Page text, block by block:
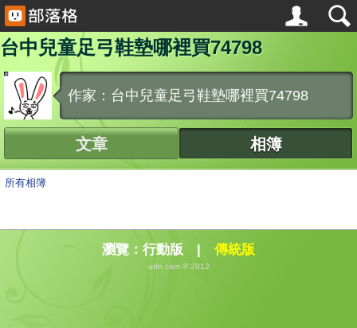
台中兒童足弓鞋墊哪裡買74798
作家：台中兒童足弓鞋墊哪裡買74798
文章 相簿
所有相簿
瀏覽： 行動版 | 傳統版
udn.com © 2012